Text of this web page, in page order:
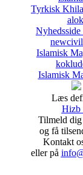
Tyrkisk
Islamisk
Islamisk
Læs
Hizb
Tilmeld dig
og få
Kontakt
eller på